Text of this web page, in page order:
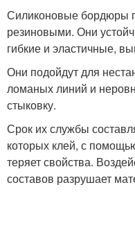
Силиконовые бордюры
резиновыми. Они
гибкие и эластичные,
Они подойдут для
ломаных линий и
стыковку.
Срок их службы
которых клей, с
теряет свойства.
составов разрушает